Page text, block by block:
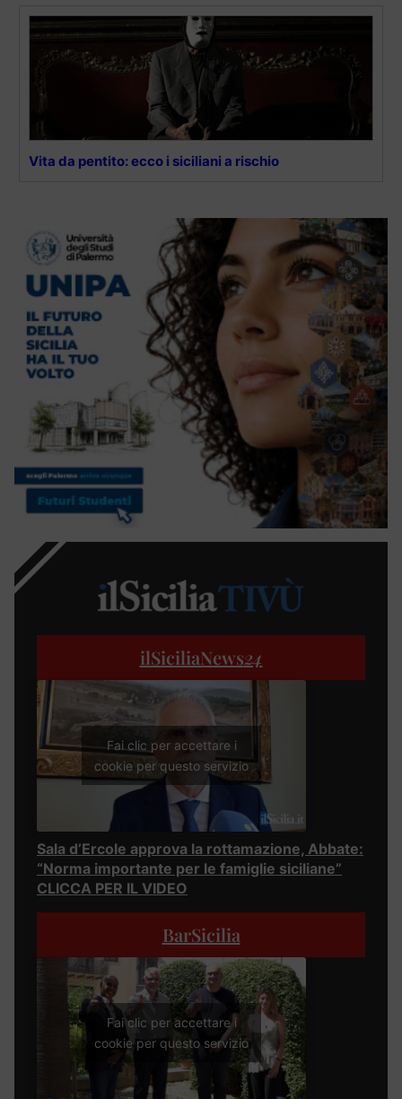
Vita da pentito: ecco i siciliani a rischio
ilSiciliaNews24
Fai clic per accettare i
cookie per questo servizio
Sala d’Ercole approva la rottamazione, Abbate:
“Norma importante per le famiglie siciliane”
CLICCA PER IL VIDEO
BarSicilia
Fai clic per accettare i
cookie per questo servizio